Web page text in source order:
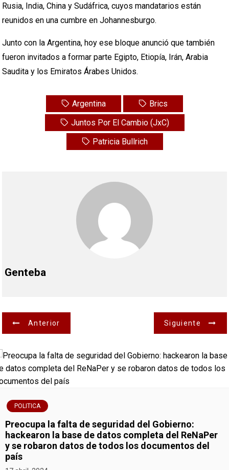
Rusia, India, China y Sudáfrica, cuyos mandatarios están
reunidos en una cumbre en Johannesburgo.
Junto con la Argentina, hoy ese bloque anunció que también
fueron invitados a formar parte Egipto, Etiopía, Irán, Arabia
Saudita y los Emiratos Árabes Unidos.
Argentina
Brics
Juntos Por El Cambio (JxC)
Patricia Bullrich
Genteba
N
a
v
e
g
a
c
Anterior Siguiente
POLITICA
Preocupa la falta de seguridad del Gobierno:
hackearon la base de datos completa del ReNaPer
y se robaron datos de todos los documentos del
país